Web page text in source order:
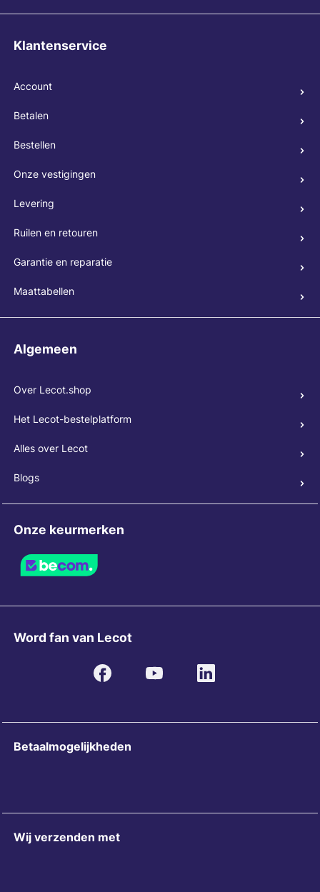
Klantenservice
Account
Betalen
Bestellen
Onze vestigingen
Levering
Ruilen en retouren
Garantie en reparatie
Maattabellen
Algemeen
Over Lecot.shop
Het Lecot-bestelplatform
Alles over Lecot
Blogs
Onze keurmerken
Word fan van Lecot
Betaalmogelijkheden
Wij verzenden met